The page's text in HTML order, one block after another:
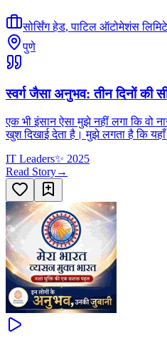
सोर्सिंग हेड,पाटिल ऑटोमेशंस
पुणे
स्वर्ग जैसा अनुभव: तीन दिनों की
एक भी इंसान ऐसा मुझे नहीं लगा कि वो
खुश दिखाई देता है। मुझे लगता है कि
IT Leaders✨ 2025
Read Story→